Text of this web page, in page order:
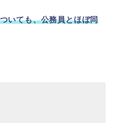
いても、公務員とほぼ同